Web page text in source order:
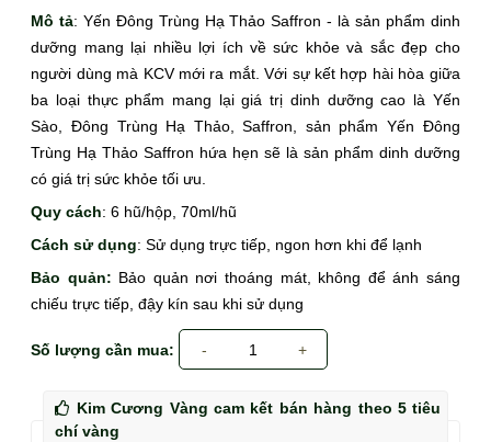
Mô tả: Yến Đông Trùng Hạ Thảo Saffron - là sản phẩm dinh
dưỡng mang lại nhiều lợi ích về sức khỏe và sắc đẹp cho
người dùng mà KCV mới ra mắt. Với sự kết hợp hài hòa giữa
ba loại thực phẩm mang lại giá trị dinh dưỡng cao là Yến
Sào, Đông Trùng Hạ Thảo, Saffron, sản phẩm Yến Đông
Trùng Hạ Thảo Saffron hứa hẹn sẽ là sản phẩm dinh dưỡng
có giá trị sức khỏe tối ưu.
Quy cách: 6 hũ/hộp, 70ml/hũ
Cách sử dụng: Sử dụng trực tiếp, ngon hơn khi để lạnh
Bảo quản: Bảo quản nơi thoáng mát, không để ánh sáng
chiếu trực tiếp, đậy kín sau khi sử dụng
Số lượng cần mua: - 1 +
Kim Cương Vàng cam kết bán hàng theo 5 tiêu
chí vàng